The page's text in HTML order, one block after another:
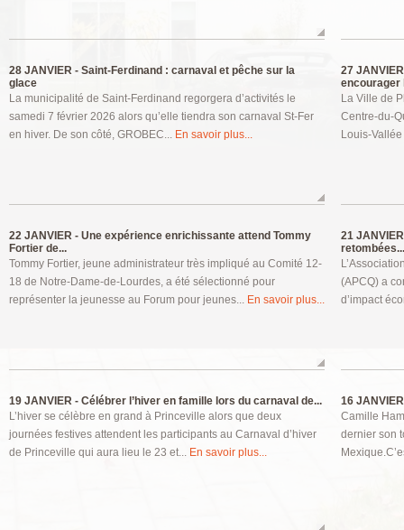
28 JANVIER - Saint-Ferdinand : carnaval et pêche sur la
glace
La municipalité de Saint-Ferdinand regorgera d’activités le
samedi 7 février 2026 alors qu’elle tiendra son carnaval St-Fer
en hiver. De son côté, GROBEC... En savoir plus...
27
encourager
La Ville de
Centre-du-
Louis-
22 JANVIER - Une expérience enrichissante attend Tommy
Fortier de...
Tommy Fortier, jeune administrateur très impliqué au Comité 12-
18 de Notre-Dame-de-Lourdes, a été sélectionné pour
représenter la jeunesse au Forum pour jeunes... En savoir plus...
21
retombées...
(APCQ) a
d’impact
19 JANVIER - Célébrer l’hiver en famille lors du carnaval de...
L’hiver se célèbre en grand à Princeville alors que deux
journées festives attendent les participants au Carnaval d’hiver
de Princeville qui aura lieu le 23 et... En savoir plus...
16
Camille
dernier son